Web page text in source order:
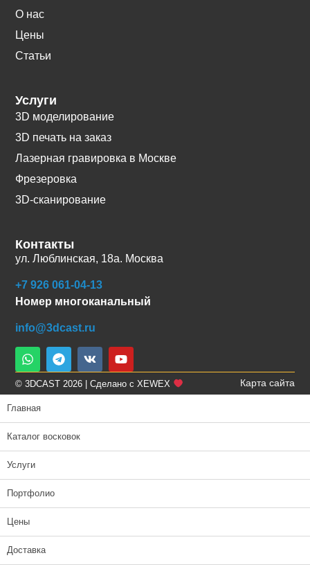
О нас
Цены
Статьи
Услуги
3D моделирование
3D печать на заказ
Лазерная гравировка в Москве
Фрезеровка
3D-сканирование
Контакты
ул. Люблинская, 18а. Москва
+7 926 061-04-13
Номер многоканальный
info@3dcast.ru
© 3DCAST 2026 | Сделано с XEWEX Карта сайта
Главная
Каталог восковок
Услуги
Портфолио
Цены
Доставка